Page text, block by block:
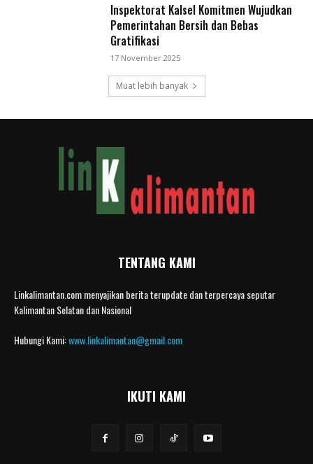
Inspektorat Kalsel Komitmen Wujudkan
Pemerintahan Bersih dan Bebas
Gratifikasi
17 November 2025
Muat lebih banyak
TENTANG KAMI
Linkalimantan.com menyajikan berita terupdate dan terpercaya seputar
Kalimantan Selatan dan Nasional
Hubungi Kami:www.linkalimantan@gmail.com
IKUTI KAMI